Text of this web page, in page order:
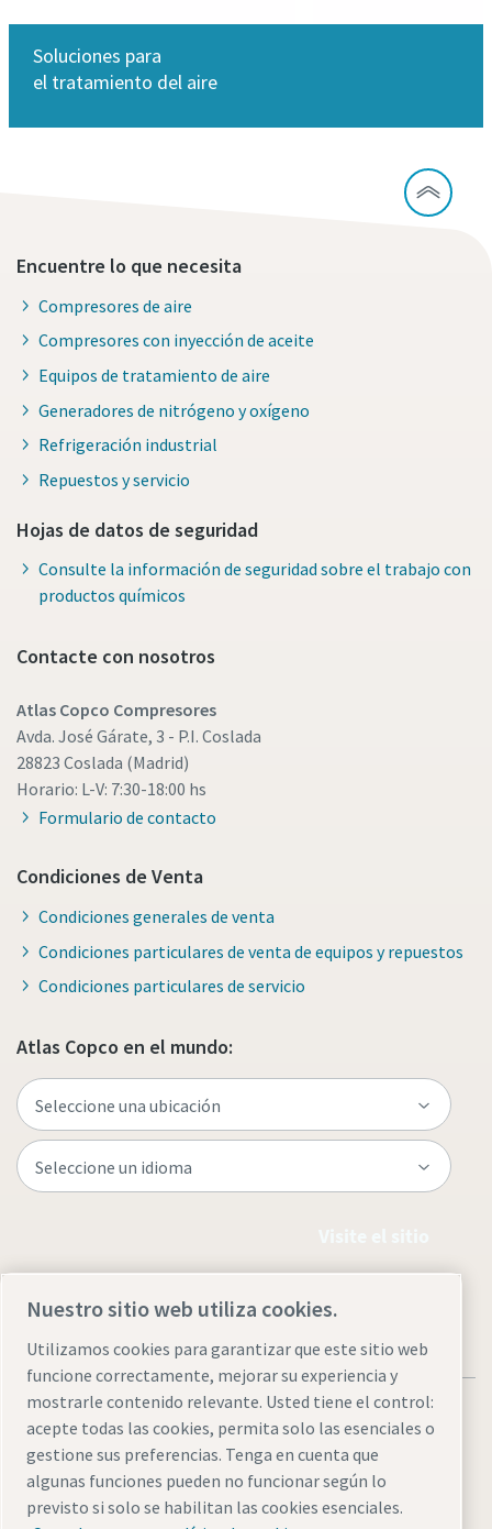
Soluciones para
el tratamiento del aire
Encuentre lo que necesita
Compresores de aire
Compresores con inyección de aceite
Equipos de tratamiento de aire
Generadores de nitrógeno y oxígeno
Refrigeración industrial
Repuestos y servicio
Hojas de datos de seguridad
Consulte la información de seguridad sobre el trabajo con
productos químicos
Contacte con nosotros
Atlas Copco Compresores
Avda. José Gárate, 3 - P.I. Coslada
28823 Coslada (Madrid)
Horario: L-V: 7:30-18:00 hs
Formulario de contacto
Condiciones de Venta
Condiciones generales de venta
Condiciones particulares de venta de equipos y repuestos
Condiciones particulares de servicio
Atlas Copco en el mundo:
Legal & Privacy NoticesAdministrar cookiesAccesibilidad
Nuestro sitio web utiliza cookies.
Utilizamos cookies para garantizar que este sitio web
funcione correctamente, mejorar su experiencia y
mostrarle contenido relevante. Usted tiene el control:
acepte todas las cookies, permita solo las esenciales o
gestione sus preferencias. Tenga en cuenta que
algunas funciones pueden no funcionar según lo
previsto si solo se habilitan las cookies esenciales.